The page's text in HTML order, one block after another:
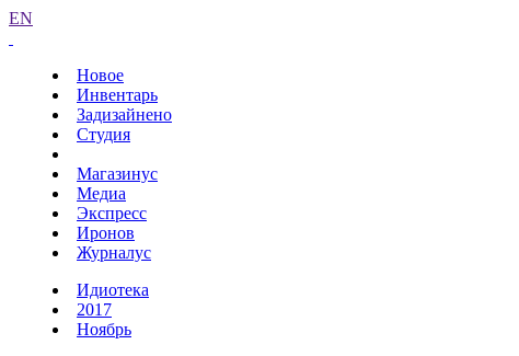
EN
Новое
Инвентарь
Задизайнено
Студия
Магазинус
Медиа
Экспресс
Иронов
Журналус
Идиотека
2017
Ноябрь